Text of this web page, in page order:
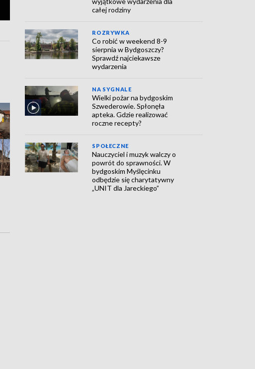
całej rodziny
ROZRYWKA
Co robić w weekend 8-9
sierpnia w Bydgoszczy?
Sprawdź najciekawsze
wydarzenia
NA SYGNALE
Wielki pożar na bydgoskim
Szwederowie. Spłonęła
apteka. Gdzie realizować
roczne recepty?
SPOŁECZNE
Nauczyciel i muzyk walczy o
powrót do sprawności. W
bydgoskim Myślęcinku
odbędzie się charytatywny
„UNIT dla Jareckiego”